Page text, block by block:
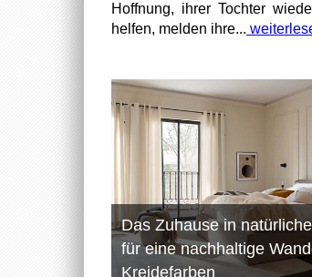
Hoffnung, ihrer Tochter
helfen, melden ihre...
Das Zuhause in
für eine nachhaltige
Kreidefarben